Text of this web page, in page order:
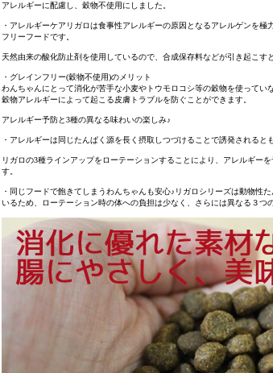
アレルギーに配慮し、穀物不使用にしました。
・アレルギーケアリガロは食事性アレルギーの原因となるアレルゲンを
フリーフードです。
天然由来の酸化防止剤を使用しているので、合成保存料などが引き起こす
・グレインフリー(穀物不使用)のメリット
わんちゃんにとって消化が苦手な小麦やトウモロコシ等の穀物を使ってい
穀物アレルギーによって起こる皮膚トラブルを防ぐことができます。
アレルギー予防と3種の異なる味わいの楽しみ♪
・アレルギーは同じたんぱく源を長く摂取しつづけることで誘発されると
リガロの3種ラインアップをローテーションすることにより、アレルギー
す。
・同じフードで飽きてしまうわんちゃんも安心♪リガロシリーズは動物性
いるため、ローテーション時の体への負担は少なく、さらには異なる３つ